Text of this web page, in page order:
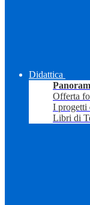
Didattica
Offerta
I progetti
Libri di